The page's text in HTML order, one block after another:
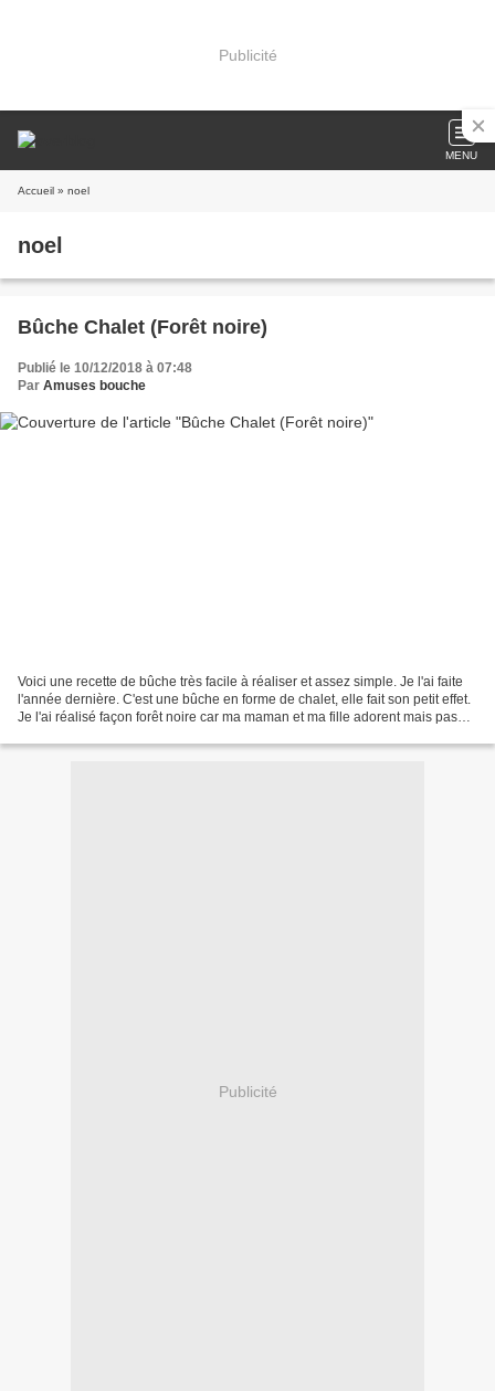
Publicité
MENU
Accueil » noel
noel
Bûche Chalet (Forêt noire)
Publié le 10/12/2018 à 07:48
Par Amuses bouche
Voici une recette de bûche très facile à réaliser et assez simple. Je l'ai faite
l'année dernière. C'est une bûche en forme de chalet, elle fait son petit effet.
Je l'ai réalisé façon forêt noire car ma maman et ma fille adorent mais pas
Publicité